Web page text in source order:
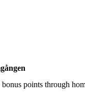
points through